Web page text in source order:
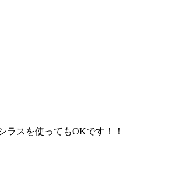
ラスを使ってもOKです！！